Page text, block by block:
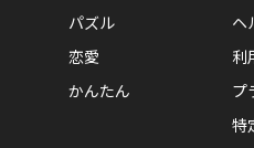
パズル
恋愛
かんたん
ヘ
利
プ
特